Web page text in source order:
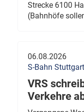
Strecke 6100
(Bahnhöfe
06.08.2026
S-Bahn Stuttgart
VRS
Verkehre